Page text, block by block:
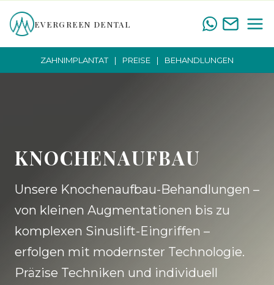
Zum
Inhalt
springen
EVERGREEN DENTAL
ZAHNIMPLANTAT PREISE BEHANDLUNGEN
KNOCHENAUFBAU
Unsere Knochenaufbau-Behandlungen –
von kleinen Augmentationen bis zu
komplexen Sinuslift-Eingriffen –
erfolgen mit modernster Technologie.
Präzise Techniken und individuell